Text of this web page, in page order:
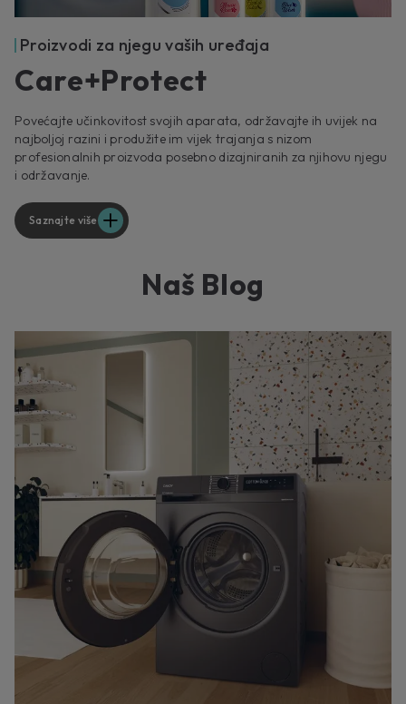
Proizvodi za njegu vaših uređaja
Care+Protect
Povećajte učinkovitost svojih aparata, održavajte ih uvijek na
najboljoj razini i produžite im vijek trajanja s nizom
profesionalnih proizvoda posebno dizajniranih za njihovu njegu
i održavanje.
Saznajte više
Naš Blog